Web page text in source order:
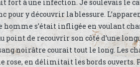
fort à une infection. Je soulevais le
pour y découvrir la blessure.
homme s’était infligée en voulant
point de recouvrir son côté d’une
noirâtre courait tout le long. Les
rose, en délimitait les bords ouverts.